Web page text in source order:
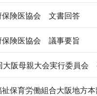
保険医協会 文書回答
保険医協会 議事要旨
大阪母親大会実行委員会
祉保育労働組合大阪地方